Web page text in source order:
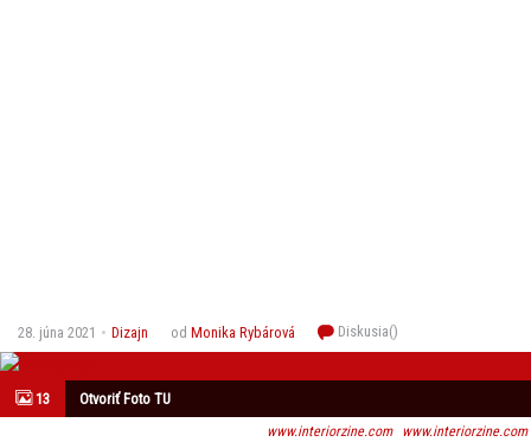
28. júna 2021 Dizajn od Monika Rybárová Diskusia()
13 Otvoriť Foto TU
www.interiorzine.com www.interiorzine.com